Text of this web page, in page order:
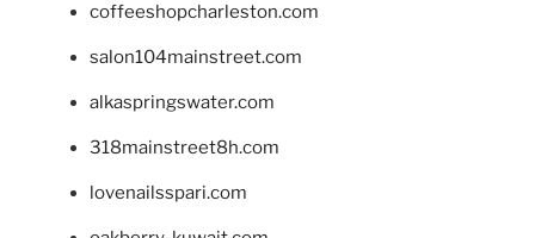
coffeeshopcharleston.com
salon104mainstreet.com
alkaspringswater.com
318mainstreet8h.com
lovenailsspari.com